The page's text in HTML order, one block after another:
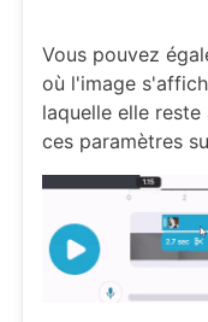
Vous pouvez
où l'image
laquelle elle
ces paramètres